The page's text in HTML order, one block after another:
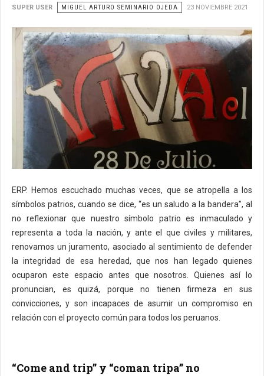
SUPER USER MIGUEL ARTURO SEMINARIO OJEDA 23 NOVIEMBRE 2021
ERP. Hemos escuchado muchas veces, que se atropella a los
símbolos patrios, cuando se dice, “es un saludo a la bandera”, al
no reflexionar que nuestro símbolo patrio es inmaculado y
representa a toda la nación, y ante el que civiles y militares,
renovamos un juramento, asociado al sentimiento de defender
la integridad de esa heredad, que nos han legado quienes
ocuparon este espacio antes que nosotros. Quienes así lo
pronuncian, es quizá, porque no tienen firmeza en sus
convicciones, y son incapaces de asumir un compromiso en
relación con el proyecto común para todos los peruanos.
“Come and trip” y “coman tripa” no